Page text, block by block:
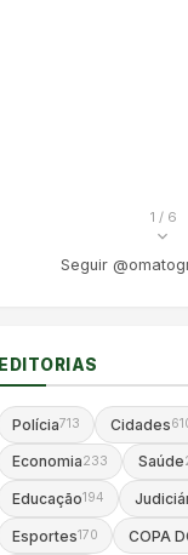
1 / 6
Seguir
EDITORIAS
Polícia713 Cidades
Economia233 Saúde
Educação194
Esportes170 COPA